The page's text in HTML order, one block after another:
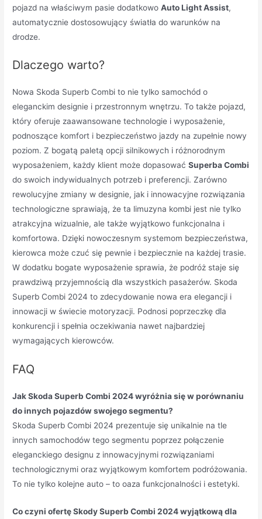
pojazd na właściwym pasie dodatkowoAuto Light Assist,
automatycznie dostosowujący światła do warunków na
drodze.
Dlaczego warto?
Nowa Skoda Superb Combi to nie tylko samochód o
eleganckim designie i przestronnym wnętrzu. To także pojazd,
który oferuje zaawansowane technologie i wyposażenie,
podnoszące komfort i bezpieczeństwo jazdy na zupełnie nowy
poziom. Z bogatą paletą opcji silnikowych i różnorodnym
wyposażeniem, każdy klient może dopasowaćSuperba Combi
do swoich indywidualnych potrzeb i preferencji. Zarówno
rewolucyjne zmiany w designie, jak i innowacyjne rozwiązania
technologiczne sprawiają, że ta limuzyna kombi jest nie tylko
atrakcyjna wizualnie, ale także wyjątkowo funkcjonalna i
komfortowa. Dzięki nowoczesnym systemom bezpieczeństwa,
kierowca może czuć się pewnie i bezpiecznie na każdej trasie.
W dodatku bogate wyposażenie sprawia, że podróż staje się
prawdziwą przyjemnością dla wszystkich pasażerów. Skoda
Superb Combi 2024 to zdecydowanie nowa era elegancji i
innowacji w świecie motoryzacji. Podnosi poprzeczkę dla
konkurencji i spełnia oczekiwania nawet najbardziej
wymagających kierowców.
FAQ
Jak Skoda Superb Combi 2024 wyróżnia się w porównaniu
do innych pojazdów swojego segmentu?
Skoda Superb Combi 2024 prezentuje się unikalnie na tle
innych samochodów tego segmentu poprzez połączenie
eleganckiego designu z innowacyjnymi rozwiązaniami
technologicznymi oraz wyjątkowym komfortem podróżowania.
To nie tylko kolejne auto – to oaza funkcjonalności i estetyki.
Co czyni ofertę Skody Superb Combi 2024 wyjątkową dla